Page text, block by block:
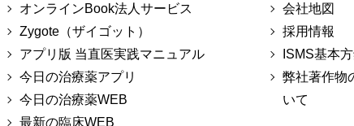
オンラインBook法人サービス
Zygote（ザイゴット）
アプリ版 当直医実践マニュアル
今日の治療薬アプリ
今日の治療薬WEB
最新の臨床WEB
会社地図
採用情報
ISMS基本
弊社著作物
いて